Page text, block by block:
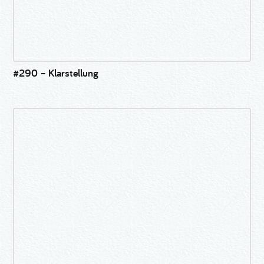
#290 – Klarstellung